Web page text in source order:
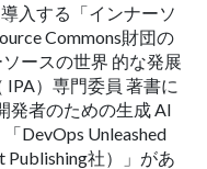
入する「インナーソ
Commons財団の
ースの世界 的な発展
）専門委員 著書に
発者のための生成 AI
DevOps Unleashed
社）」があ